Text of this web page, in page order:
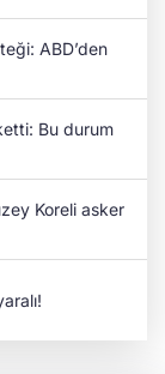
ABD’den
Bu durum
Koreli asker